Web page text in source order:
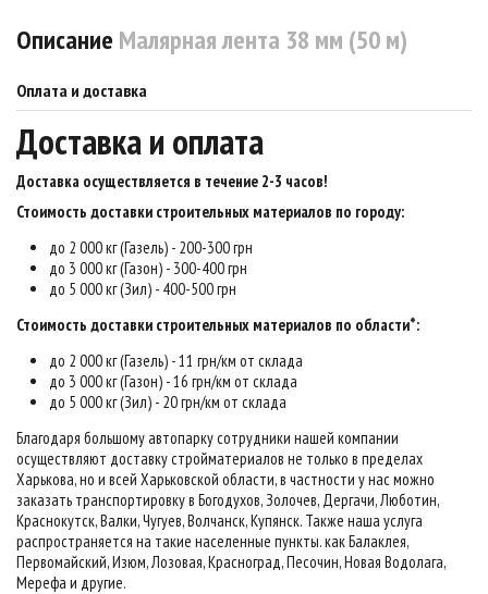
Описание Малярная лента 38 мм (50 м)
Оплата и доставка
Доставка и оплата
Доставка осуществляется в течение 2-3 часов!
Стоимость доставки строительных материалов по городу:
до 2 000 кг (Газель) - 200-300 грн
до 3 000 кг (Газон) - 300-400 грн
до 5 000 кг (Зил) - 400-500 грн
Стоимость доставки строительных материалов по области*:
до 2 000 кг (Газель) - 11 грн/км от склада
до 3 000 кг (Газон) - 16 грн/км от склада
до 5 000 кг (Зил) - 20 грн/км от склада
Благодаря большому автопарку сотрудники нашей компании
осуществляют доставку стройматериалов не только в пределах
Харькова, но и всей Харьковской области, в частности у нас можно
заказать транспортировку в Богодухов, Золочев, Дергачи, Люботин,
Краснокутск, Валки, Чугуев, Волчанск, Купянск. Также наша услуга
распространяется на такие населенные пункты. как Балаклея,
Первомайский, Изюм, Лозовая, Красноград, Песочин, Новая Водолага,
Мерефа и другие.